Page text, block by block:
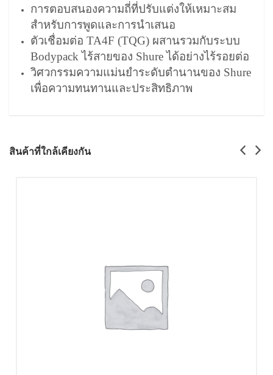
การตอบสนองความถี่ที่ปรับแต่งให้เหมาะสม
สำหรับการพูดและการนำเสนอ
ตัวเชื่อมต่อ TA4F (TQG) ผสานรวมกับระบบ
Bodypack ไร้สายของ Shure ได้อย่างไร้รอยต่อ
วิศวกรรมความแม่นยำระดับตำนานของ Shure
เพื่อความทนทานและประสิทธิภาพ
สินค้าที่ใกล้เคียงกัน